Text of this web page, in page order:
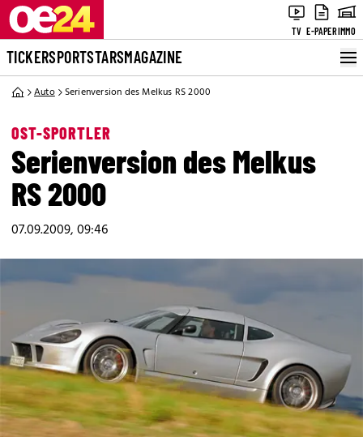
TV E-PAPERIMMO
TICKERSPORTSTARSMAGAZINE
Auto Serienversion des Melkus RS 2000
OST-SPORTLER
Serienversion des Melkus
RS 2000
07.09.2009, 09:46